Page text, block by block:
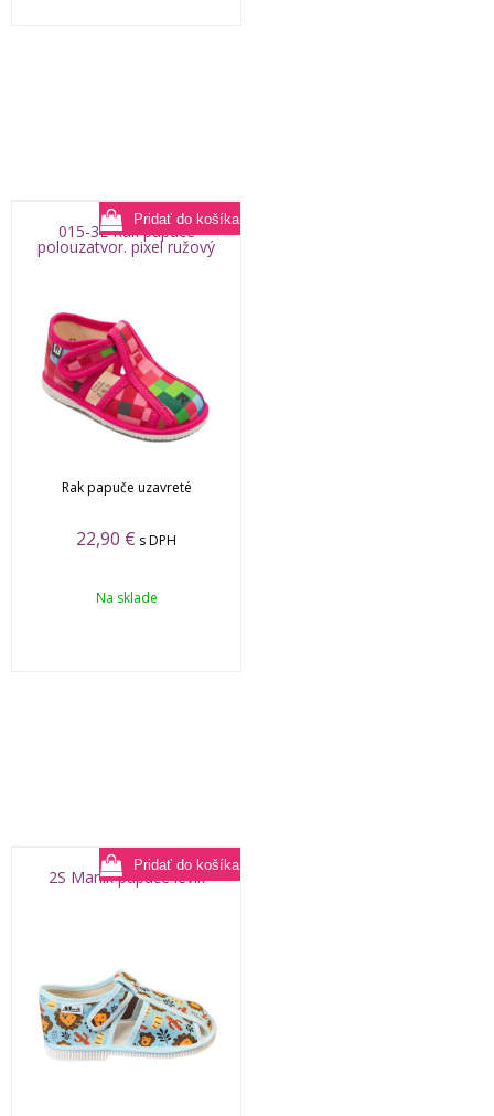
015-3E Rak papuče
polouzatvor. pixel ružový
Rak papuče uzavreté
22,90 € s DPH
Na sklade
2S Manik papuče levík